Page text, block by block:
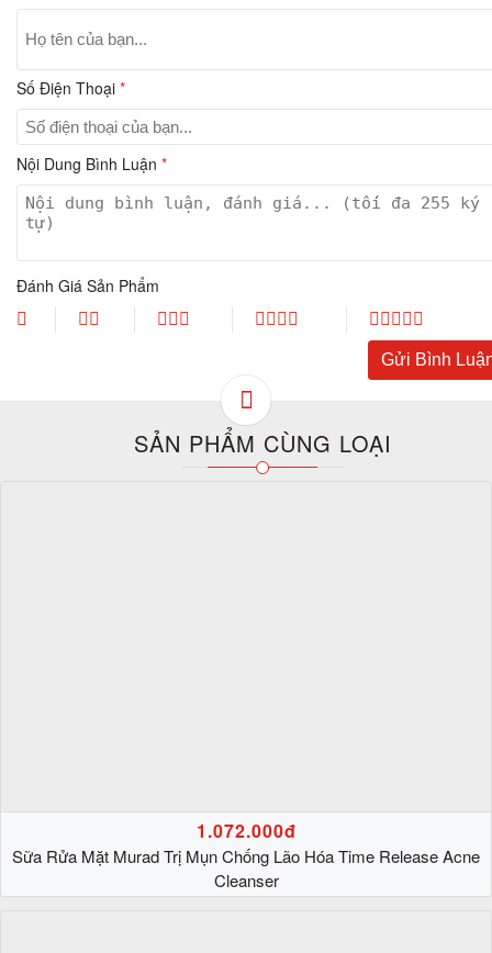
Số Điện Thoại *
Nội Dung Bình Luận *
Đánh Giá Sản Phẩm
SẢN PHẨM CÙNG LOẠI
1.072.000đ
Sữa Rửa Mặt Murad Trị Mụn Chống Lão Hóa Time Release Acne
Cleanser